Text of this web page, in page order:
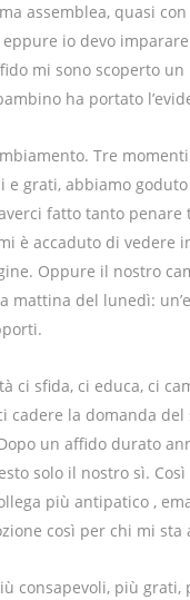
assemblea, quasi
io devo
mi sono scoperto
ha portato
Tre
e grati, abbiamo
fatto tanto
è accaduto di
Oppure il nostro
mattina del lunedì:
ci sfida, ci educa, ci
cadere la domanda
un affido durato
solo il nostro sì.
più antipatico ,
così per chi mi sta
consapevoli, più